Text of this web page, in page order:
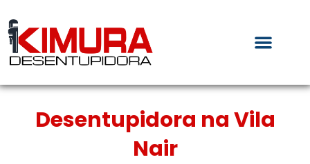
Desentupidora na Vila
Nair